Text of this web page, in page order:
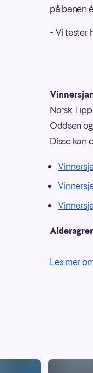
på banen
- Vi tester
Norsk
Oddsen
Disse kan
Les mer